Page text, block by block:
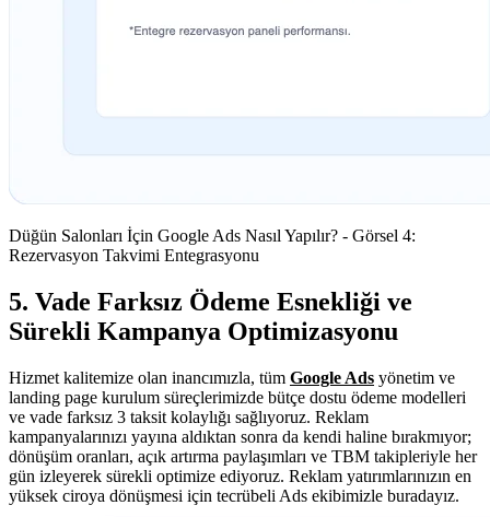
Düğün Salonları İçin Google Ads Nasıl Yapılır? - Görsel 4:
Rezervasyon Takvimi Entegrasyonu
5. Vade Farksız Ödeme Esnekliği ve
Sürekli Kampanya Optimizasyonu
Hizmet kalitemize olan inancımızla, tüm Google Ads yönetim ve
landing page kurulum süreçlerimizde bütçe dostu ödeme modelleri
ve vade farksız 3 taksit kolaylığı sağlıyoruz. Reklam
kampanyalarınızı yayına aldıktan sonra da kendi haline bırakmıyor;
dönüşüm oranları, açık artırma paylaşımları ve TBM takipleriyle her
gün izleyerek sürekli optimize ediyoruz. Reklam yatırımlarınızın en
yüksek ciroya dönüşmesi için tecrübeli Ads ekibimizle buradayız.